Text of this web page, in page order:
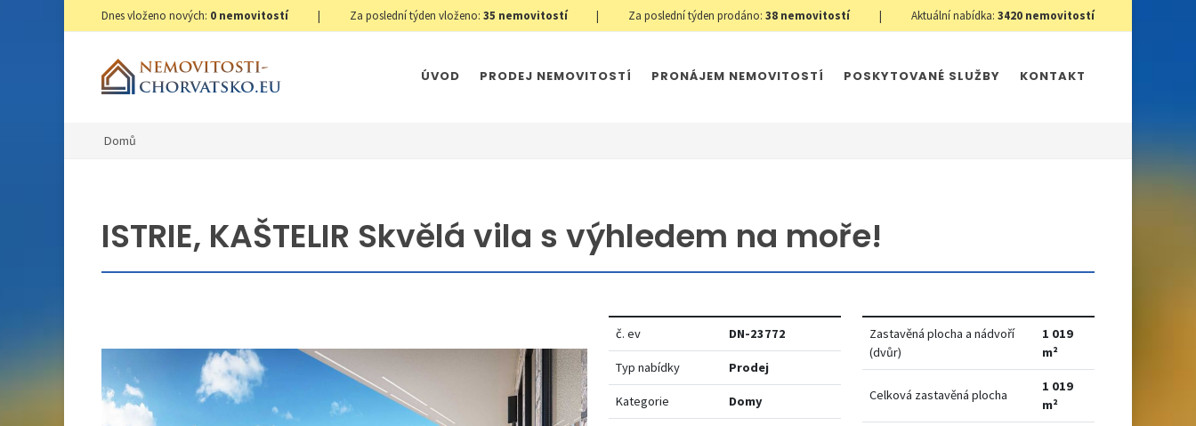
Dnes vloženo nových: 0 nemovitostí | Za poslední týden vloženo: 35 nemovitostí | Za poslední týden prodáno:38 nemovitostí | Aktuální nabídka: 3420 nemovitostí
ÚVOD PRODEJ NEMOVITOSTÍ PRONÁJEM NEMOVITOSTÍ POSKYTOVANÉ SLUŽBY KONTAKT
Domů
ISTRIE, KAŠTELIR Skvělá vila s výhledem na moře!
č. ev DN-23772
Typ nabídky Prodej
Kategorie Domy
Zastavěná plocha a nádvoří
(dvůr)
1 019
m²
Celková zastavěná plocha
1 019
m²